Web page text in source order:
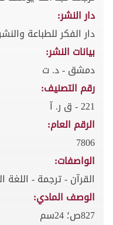
دار النشر:
دار الفكر للطباعة
بيانات النشر:
دمشق - د. ت
رقم التصنيف:
221 - ق ر. آ
الرقم العام:
7806
الواصفات:
القرآن - ترجمة -
الوصف المادي:
827ص؛ 24سم